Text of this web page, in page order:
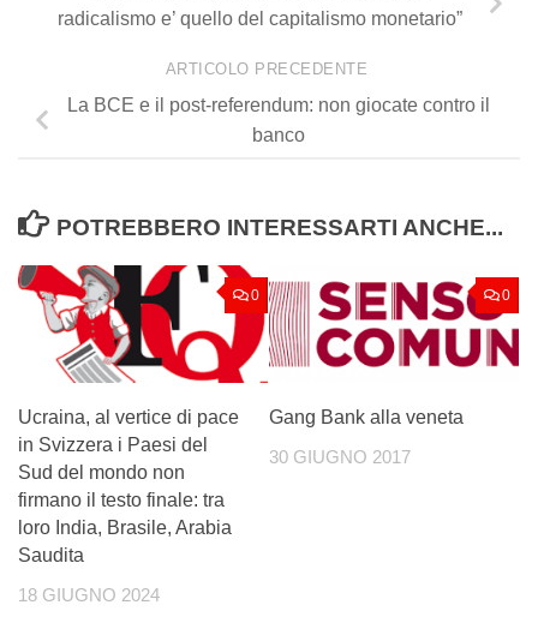
radicalismo e’ quello del capitalismo monetario”
ARTICOLO PRECEDENTE
La BCE e il post-referendum: non giocate contro il
banco
POTREBBERO INTERESSARTI ANCHE...
0
Ucraina, al vertice di pace
in Svizzera i Paesi del
Sud del mondo non
firmano il testo finale: tra
loro India, Brasile, Arabia
Saudita
18 GIUGNO 2024
0
Gang Bank alla veneta
30 GIUGNO 2017